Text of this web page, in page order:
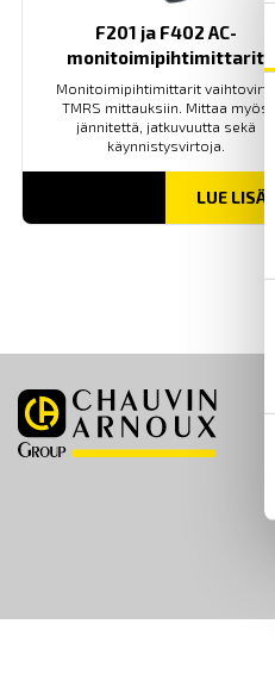
F201 ja F402 AC-
monitoimipihtimittarit
Monitoimipihtimittarit vaihtovirta
TMRS mittauksiin. Mittaa myös
jännitettä, jatkuvuutta sekä
käynnistysvirtoja.
LUE LISÄÄ